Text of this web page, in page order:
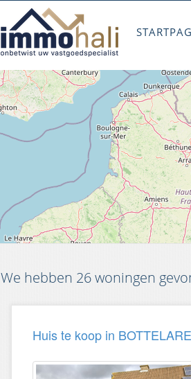
We hebben 26 woningen
Huis te koop in BOTTELARE